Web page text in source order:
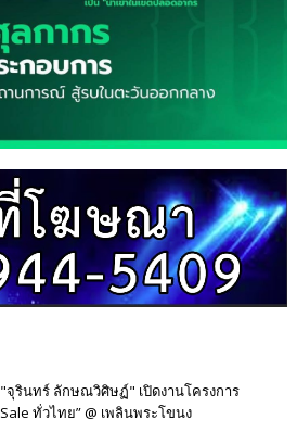
"จุรินทร์ ลักษณวิศิษฏ์" เปิดงานโครงการ
ทั่วไทย” @ เพลินพระโขนง